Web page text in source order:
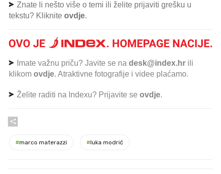
Znate li nešto više o temi ili želite prijaviti grešku u
tekstu? Kliknite ovdje.
Imate važnu priču? Javite se na desk@index.hr ili
klikom ovdje. Atraktivne fotografije i videe plaćamo.
Želite raditi na Indexu? Prijavite se ovdje.
#marco materazzi #luka modrić